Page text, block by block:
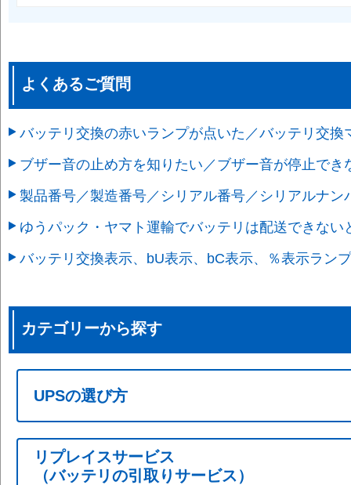
よくあるご質問
バッテリ交換の赤いランプが点いた／バッテリ交
ブザー音の止め方を知りたい／ブザー音が停止でき
製品番号／製造番号／シリアル番号／シリアルナ
ゆうパック・ヤマト運輸でバッテリは配送できない
バッテリ交換表示、bU表示、bC表示、％表示ラン
カテゴリーから探す
UPSの選び方
使用方法から選ぶ
リプレイスサービス
（バッテリの引取りサービス）